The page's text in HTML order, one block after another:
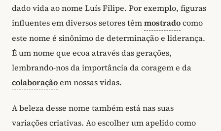
dado vida ao nome Luís Filipe. Por exemplo, figuras
influentes em diversos setores têmmostradocomo
este nome é sinônimo de determinação e liderança.
É um nome que ecoa através das gerações,
lembrando-nos da importância da coragem e da
colaboraçãoem nossas vidas.
A beleza desse nome também está nas suas
variações criativas. Ao escolher um apelido como